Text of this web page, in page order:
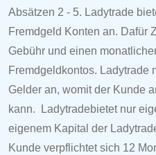
Absätzen 2 - 5. Ladytrade
Fremdgeld Konten an. Dafür
Gebühr und einen
Fremdgeldkontos. Ladytrade
Gelder an, womit der Kunde
kann.
Ladytradebietet nur
eigenem Kapital der
Kunde verpflichtet sich 12